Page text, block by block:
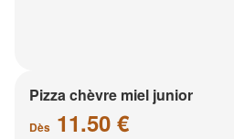
Pizza chèvre miel junior
Dès 11.50 €